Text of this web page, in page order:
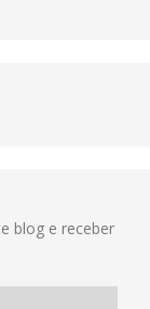
blog e receber